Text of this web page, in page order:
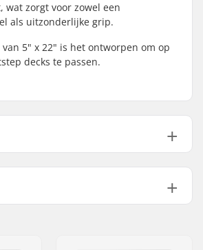
wat zorgt voor zowel een
als uitzonderlijke grip.
5" x 22" is het ontworpen om op
decks te passen.
55.9cm (22")